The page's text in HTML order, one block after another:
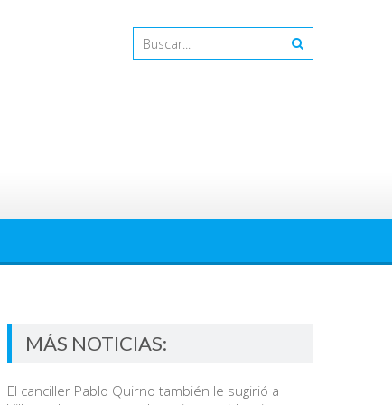
MÁS NOTICIAS:
El canciller Pablo Quirno también le sugirió a